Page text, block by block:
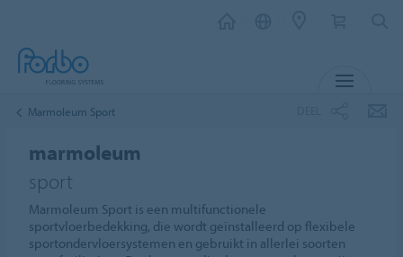
Marmoleum Sport
marmoleum
sport
Marmoleum Sport is een multifunctionele
sportvloerbedekking, die wordt geïnstalleerd op flexibele
sportondervloersystemen en gebruikt in allerlei soorten